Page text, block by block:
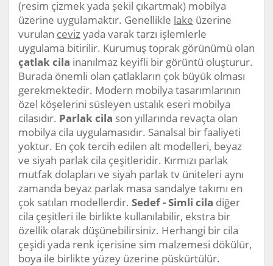
(resim çizmek yada şekil çıkartmak) mobilya
üzerine uygulamaktır. Genellikle lake üzerine
vurulan cevizyada varak tarzı işlemlerle
uygulama bitirilir. Kurumuş toprak görünümü olan
çatlak cila inanılmaz keyifli bir görüntü oluşturur.
Burada önemli olan çatlakların çok büyük olması
gerekmektedir. Modern mobilya tasarımlarının
özel köşelerini süsleyen ustalık eseri mobilya
cilasıdır. Parlak cila son yıllarında revaçta olan
mobilya cila uygulamasıdır. Sanalsal bir faaliyeti
yoktur. En çok tercih edilen alt modelleri, beyaz
ve siyah parlak cila çeşitleridir. Kırmızı parlak
mutfak dolapları ve siyah parlak tv üniteleri aynı
zamanda beyaz parlak masa sandalye takımı en
çok satılan modellerdir. Sedef - Simli cila diğer
cila çeşitleri ile birlikte kullanılabilir, ekstra bir
özellik olarak düşünebilirsiniz. Herhangi bir cila
çeşidi yada renk içerisine sim malzemesi dökülür,
boya ile birlikte yüzey üzerine püskürtülür.